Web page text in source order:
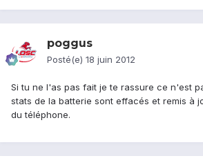
poggus
Posté(e) 18 juin 2012
Si tu ne l'as pas fait je te rassure ce n'est
stats de la batterie sont effacés et remis à
du téléphone.